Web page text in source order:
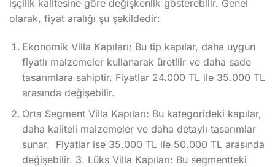
işçilik kalitesine göre değişkenlik gösterebilir. Genel
olarak, fiyat aralığı şu şekildedir:
Ekonomik Villa Kapıları: Bu tip kapılar, daha uygun
fiyatlı malzemeler kullanarak üretilir ve daha sade
tasarımlara sahiptir. Fiyatlar 24.000 TL ile 35.000 TL
arasında değişebilir.
Orta Segment Villa Kapıları: Bu kategorideki kapılar,
daha kaliteli malzemeler ve daha detaylı tasarımlar
sunar. Fiyatlar ise 35.000 TL ile 50.000 TL arasında
değişebilir. 3. Lüks Villa Kapıları: Bu segmentteki